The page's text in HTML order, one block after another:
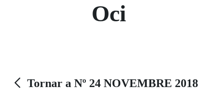
Oci
Tornar a Nº 24 NOVEMBRE 2018